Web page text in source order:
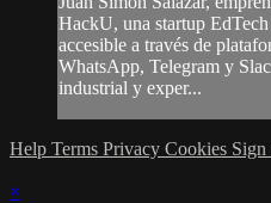
HackU, una startup
accesible a través de
WhatsApp, Telegram y
industrial y exper...
Help Terms Privacy Cookies Sign
×